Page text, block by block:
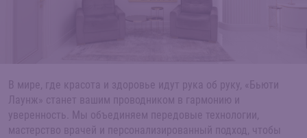
В мире, где красота и здоровье идут рука об руку, «Бьюти
Лаунж» станет вашим проводником в гармонию и
уверенность. Мы объединяем передовые технологии,
мастерство врачей и персонализированный подход, чтобы